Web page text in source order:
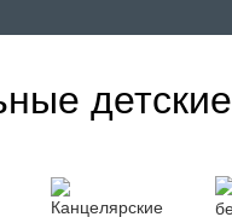
детские